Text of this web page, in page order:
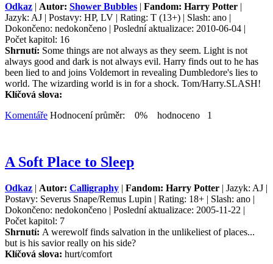
Odkaz | Autor: Shower Bubbles | Fandom: Harry Potter |
Jazyk: AJ | Postavy: HP, LV | Rating: T (13+) | Slash: ano |
Dokončeno: nedokončeno | Poslední aktualizace: 2010-06-04 |
Počet kapitol: 16
Shrnutí: Some things are not always as they seem. Light is not
always good and dark is not always evil. Harry finds out to he has
been lied to and joins Voldemort in revealing Dumbledore's lies to
world. The wizarding world is in for a shock. Tom/Harry.SLASH!
Klíčová slova:
Komentáře Hodnocení průměr: 0% hodnoceno 1
A Soft Place to Sleep
Odkaz | Autor: Calligraphy | Fandom: Harry Potter | Jazyk: AJ |
Postavy: Severus Snape/Remus Lupin | Rating: 18+ | Slash: ano |
Dokončeno: nedokončeno | Poslední aktualizace: 2005-11-22 |
Počet kapitol: 7
Shrnutí: A werewolf finds salvation in the unlikeliest of places...
but is his savior really on his side?
Klíčová slova: hurt/comfort